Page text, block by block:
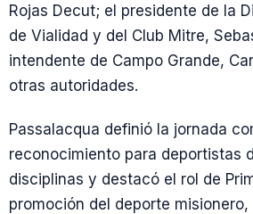
Rojas Decut; el presidente de la
de Vialidad y del Club Mitre,
intendente de Campo Grande,
otras autoridades.
Passalacqua definió la jornada
reconocimiento para deportistas
disciplinas y destacó el rol de
promoción del deporte misionero,